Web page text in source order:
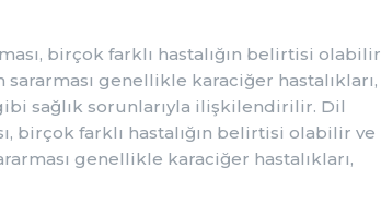
birçok farklı hastalığın belirtisi olabilir
genellikle karaciğer hastalıkları,
sağlık sorunlarıyla ilişkilendirilir. Dil
birçok farklı hastalığın belirtisi olabilir ve
genellikle karaciğer hastalıkları,